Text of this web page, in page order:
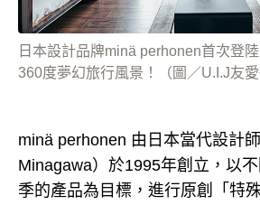
日本設計品牌minä perhonen首次登
360度夢幻旅行風景！（圖／U.I.J友愛
minä perhonen 由日本當代設計
Minagawa）於1995年創立，以
季的產品為目標，進行原創「特